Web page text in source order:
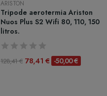
ARISTON
Tripode aerotermia Ariston
Nuos Plus S2 Wifi 80, 110, 150
litros.
128,41 € 78,41 € -50,00 €